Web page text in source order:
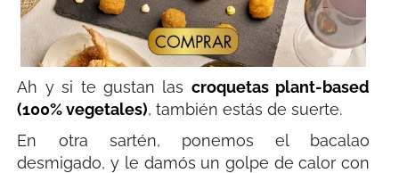
Ah y si te gustan las croquetas plant-based
(100% vegetales), también estás de suerte.
En otra sartén, ponemos el bacalao
desmigado, y le damós un golpe de calor con